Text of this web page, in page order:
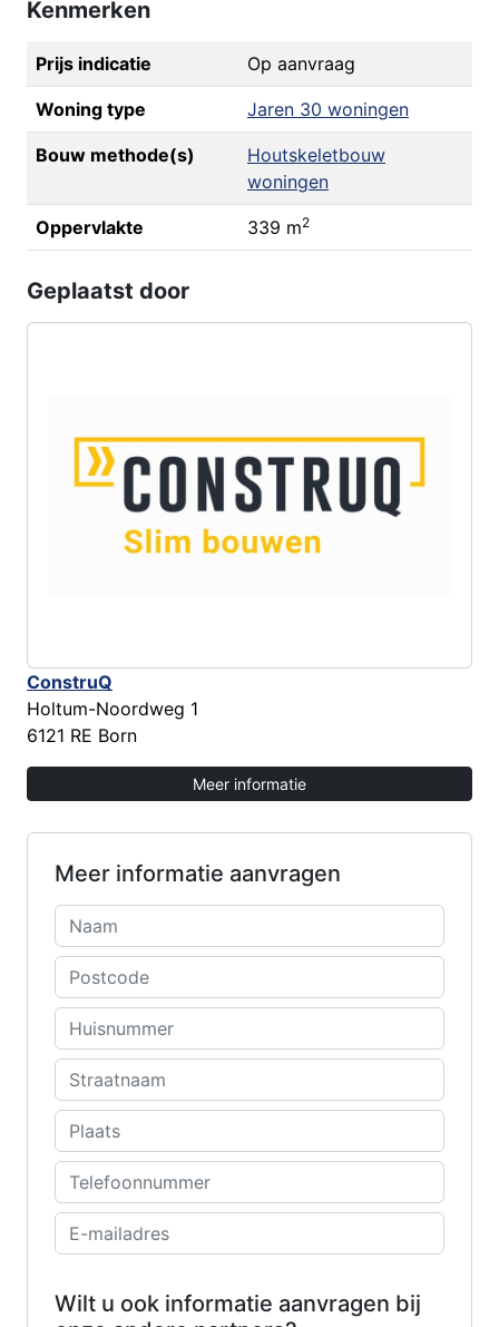
Kenmerken
Prijs indicatie Op aanvraag
Woning type Jaren 30 woningen
Bouw methode(s)
Houtskeletbouw
woningen
Oppervlakte 339 m2
Geplaatst door
ConstruQ
Holtum-Noordweg 1
6121 RE Born
Meer informatie
Meer informatie aanvragen
Wilt u ook informatie aanvragen bij